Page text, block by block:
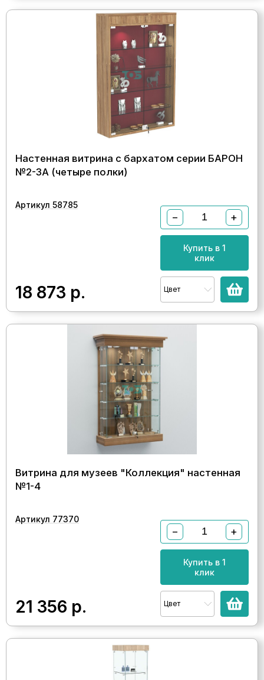
Настенная витрина с бархатом серии БАРОН
№2-3А (четыре полки)
Артикул 58785
18 873 р.
− +
Купить в 1
клик
Цвет
Витрина для музеев "Коллекция" настенная
№1-4
Артикул 77370
21 356 р.
− +
Купить в 1
клик
Цвет